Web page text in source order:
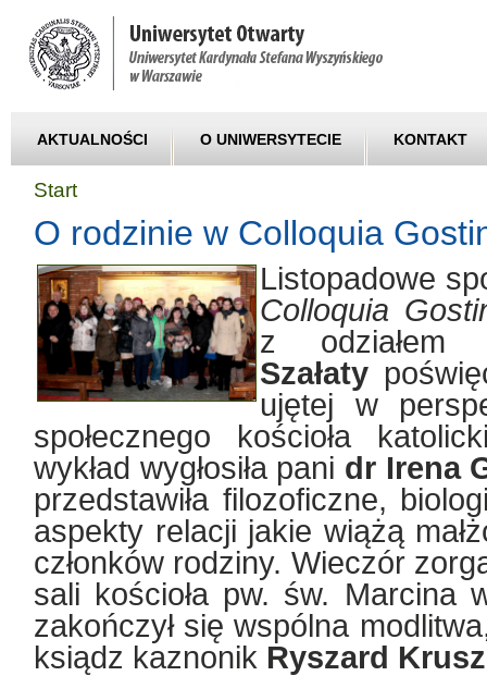
AKTUALNOŚCI O UNIWERSYTECIE KONTAKT
Start
O rodzinie w Colloquia
Listopadowe
Colloquia
z
Szałaty
ujętej w
społecznego kościoła
wykład wygłosiła pani dr Irena
przedstawiła filozoficzne,
aspekty relacji jakie wiążą
członków rodziny. Wieczór
sali kościoła pw. św. Marcina
zakończył się wspólna
ksiądz kaznonik Ryszard